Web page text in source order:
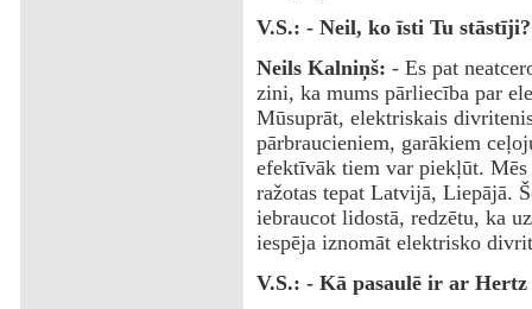
V.S.: - Neil, ko īsti Tu stāstīji?
Neils Kalniņš: - Es pat
zini, ka mums pārliecība par
Mūsuprāt, elektriskais
pārbraucieniem, garākiem
efektīvāk tiem var piekļūt. Mēs
ražotas tepat Latvijā, Liepājā.
iebraucot lidostā, redzētu, ka
iespēja iznomāt elektrisko
V.S.: - Kā pasaulē ir ar Hertz